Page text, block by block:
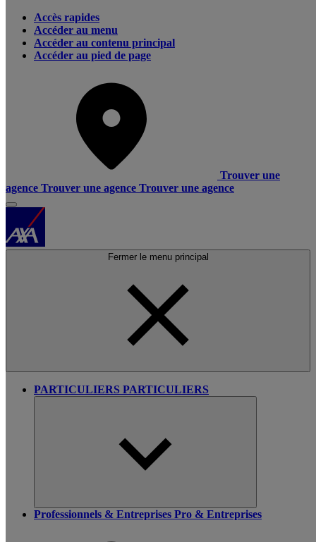
Accès rapides
Accéder au menu
Accéder au contenu principal
Accéder au pied de page
Trouver une
agence Trouver une agence Trouver une agence
Fermer le menu principal
PARTICULIERS PARTICULIERS
Professionnels & Entreprises Pro & Entreprises